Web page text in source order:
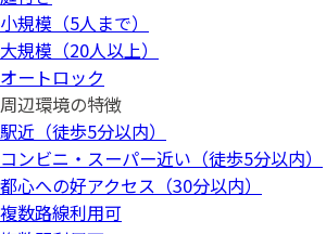
小規模（5人まで）
大規模（20人以上）
オートロック
周辺環境の特徴
駅近（徒歩5分以内）
コンビニ・スーパー近い（徒歩5分以内）
都心への好アクセス（30分以内）
複数路線利用可